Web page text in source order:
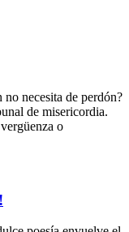
necesita de perdón?
de misericordia.
o